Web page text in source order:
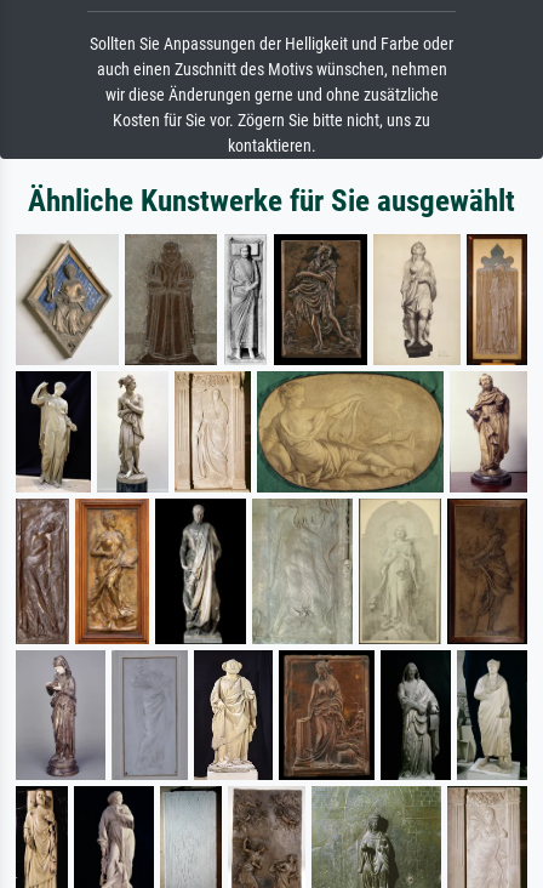
Sollten Sie Anpassungen der Helligkeit und Farbe oder
auch einen Zuschnitt des Motivs wünschen, nehmen
wir diese Änderungen gerne und ohne zusätzliche
Kosten für Sie vor. Zögern Sie bitte nicht, uns zu
kontaktieren.
Ähnliche Kunstwerke für Sie ausgewählt